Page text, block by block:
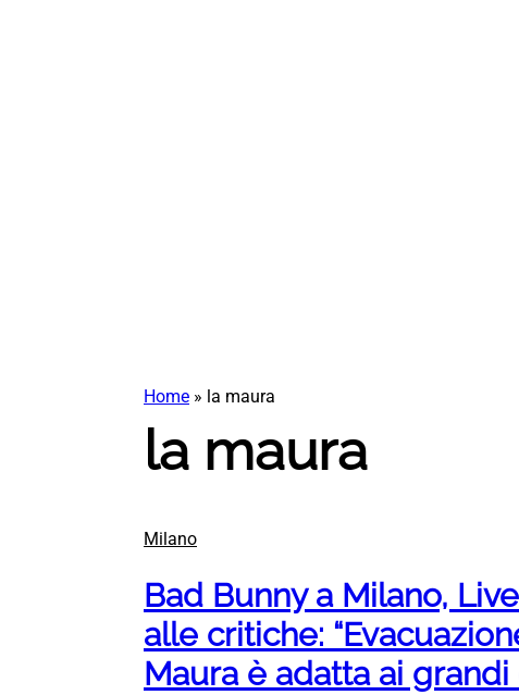
Home » la maura
la maura
Milano
Bad Bunny a Milano,
alle critiche:
Maura è adatta ai grandi